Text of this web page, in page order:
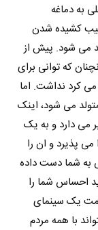
به دماغه
کشیده شدن
می شود. پیش از
که توانی برای
می کرد نداشت. اما
می شود، اینک
می دارد و به یک
پذیرد و ان را
به شما دست داده
احساس شما را
سمت یک سینمای
با همه مردم